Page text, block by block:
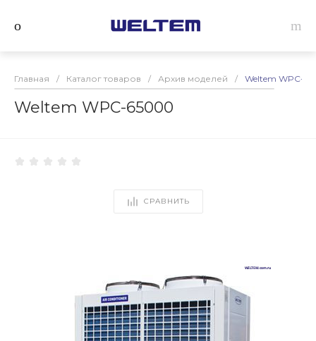
Главная / Каталог товаров / Архив моделей / Weltem WPC-
Weltem WPC-65000
СРАВНИТЬ